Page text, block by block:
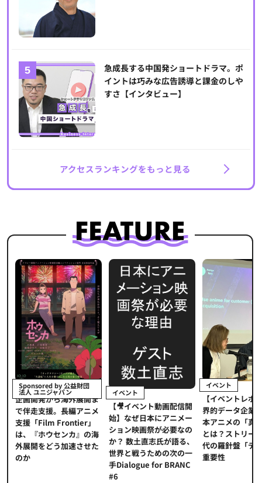
急成長する中国発ショートドラマ。ポ
イントは巧みな広告誘導と課金のしや
すさ【インタビュー】
アクセスランキングをもっと見る
Sponsored by 公益財団
法人 ユニジャパン
企画開発から海外展開ま
で伴走支援。長編アニメ
支援「Film Frontier」
は、『ホウセンカ』の海
外展開をどう加速させた
のか
イベント
【🎥イベント動画配信開
始】なぜ日本にアニメー
ション映画祭が必要なの
か？ 数土直志氏が語る、
世界と戦うための次の一
手Dialogue for BRANC
#6
イベント
【イベントレポ
界的データ企業
本アニメの「真
とは？ストリー
代の羅針盤「デ
重要性